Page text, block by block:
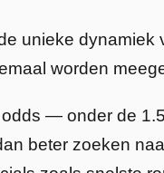
unieke dynamiek
worden
odds — onder de
beter zoeken